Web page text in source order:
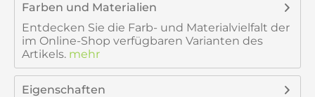
Farben und Materialien
Entdecken Sie die Farb- und Materialvielfalt der
im Online-Shop verfügbaren Varianten des
Artikels. mehr
Eigenschaften